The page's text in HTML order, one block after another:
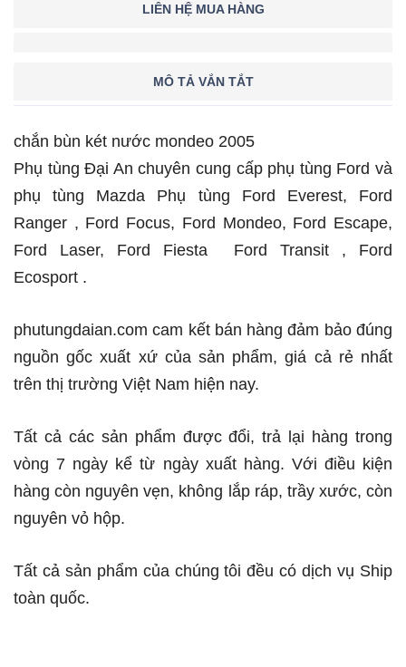
LIÊN HỆ MUA HÀNG
MÔ TẢ VẮN TẮT
chắn bùn két nước mondeo 2005
Phụ tùng Đại An chuyên cung cấp phụ tùng Ford và
phụ tùng Mazda Phụ tùng Ford Everest, Ford
Ranger , Ford Focus, Ford Mondeo, Ford Escape,
Ford Laser, Ford Fiesta Ford Transit , Ford
Ecosport .
phutungdaian.com cam kết bán hàng đảm bảo đúng
nguồn gốc xuất xứ của sản phẩm, giá cả rẻ nhất
trên thị trường Việt Nam hiện nay.
Tất cả các sản phẩm được đổi, trả lại hàng trong
vòng 7 ngày kể từ ngày xuất hàng. Với điều kiện
hàng còn nguyên vẹn, không lắp ráp, trầy xước, còn
nguyên vỏ hộp.
Tất cả sản phẩm của chúng tôi đều có dịch vụ Ship
toàn quốc.